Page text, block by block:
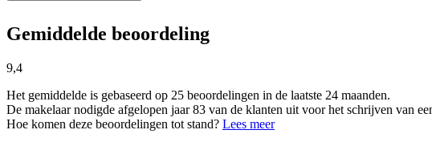
Gemiddelde beoordeling
9,4
Het gemiddelde is gebaseerd op 25 beoordelingen in de laatste 24 maanden.
De makelaar nodigde afgelopen jaar 83 van de klanten uit voor het schrijven van
Hoe komen deze beoordelingen tot stand? Lees meer